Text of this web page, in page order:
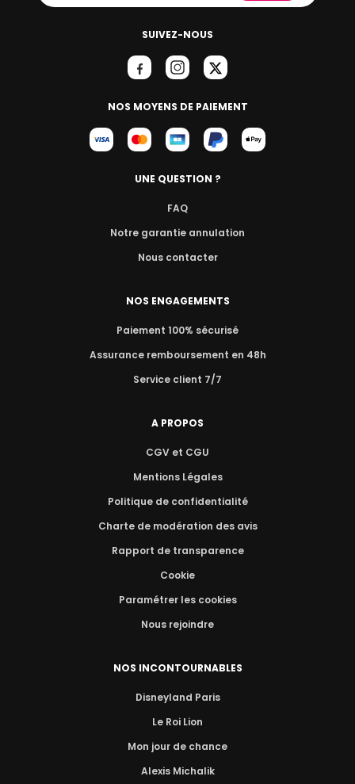
SUIVEZ-NOUS
NOS MOYENS DE PAIEMENT
UNE QUESTION ?
FAQ
Notre garantie annulation
Nous contacter
NOS ENGAGEMENTS
Paiement 100% sécurisé
Assurance remboursement en 48h
Service client 7/7
A PROPOS
CGV et CGU
Mentions Légales
Politique de confidentialité
Charte de modération des avis
Rapport de transparence
Cookie
Paramétrer les cookies
Nous rejoindre
NOS INCONTOURNABLES
Disneyland Paris
Le Roi Lion
Mon jour de chance
Alexis Michalik